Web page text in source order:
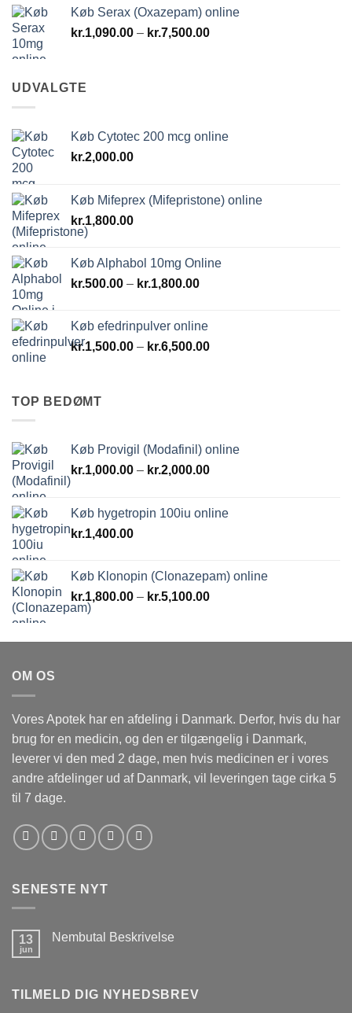
kr.9,000.00
Køb Serax (Oxazepam) online
kr.1,090.00 – kr.7,500.00Prisinterval:
UDVALGTE
Køb Cytotec 200 mcg online
kr.2,000.00
Køb Mifeprex (Mifepristone) online
kr.1,800.00
Køb Alphabol 10mg Online
kr.500.00 – kr.1,800.00Prisinterval:
kr.1,800.00
Køb efedrinpulver online
kr.1,500.00 – kr.6,500.00Prisinterval:
TOP BEDØMT
Køb Provigil (Modafinil) online
kr.1,000.00 – kr.2,000.00Prisinterval:
kr.2,000.00
Køb hygetropin 100iu online
kr.1,400.00
Køb Klonopin (Clonazepam) online
kr.1,800.00 – kr.5,100.00Prisinterval:
kr.5,100.00
OM OS
Vores Apotek har en afdeling i Danmark. Derfor, hvis du har
brug for en medicin, og den er tilgængelig i Danmark,
leverer vi den med 2 dage, men hvis medicinen er i vores
andre afdelinger ud af Danmark, vil leveringen tage cirka 5
til 7 dage.
SENESTE NYT
13
jun
Nembutal Beskrivelse
Beskrivelse
TILMELD DIG NYHEDSBREV